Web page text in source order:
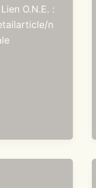
O.N.E. :
n